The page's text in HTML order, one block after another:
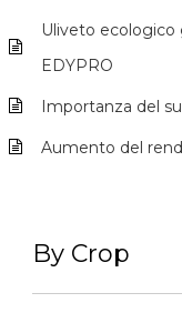
Uliveto ecologico
EDYPRO
Importanza del
Aumento del
By Crop